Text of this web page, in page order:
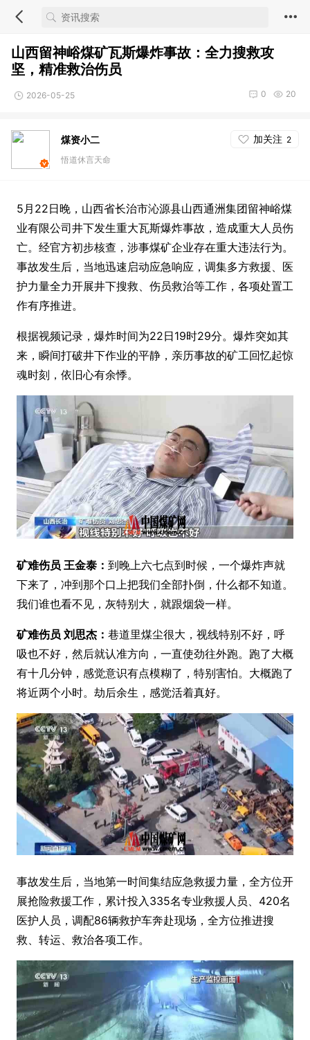
山西留神峪煤矿瓦斯爆炸事故：全力搜救攻
坚，精准救治伤员
2026-05-25 20
0
煤资小二 加关注 2
悟道休言天命
5月22日晚，山西省长治市沁源县山西通洲集团留神峪煤
业有限公司井下发生重大瓦斯爆炸事故，造成重大人员伤
亡。经官方初步核查，涉事煤矿企业存在重大违法行为。
事故发生后，当地迅速启动应急响应，调集多方救援、医
护力量全力开展井下搜救、伤员救治等工作，各项处置工
作有序推进。
根据视频记录，爆炸时间为22日19时29分。爆炸突如其
来，瞬间打破井下作业的平静，亲历事故的矿工回忆起惊
魂时刻，依旧心有余悸。
矿难伤员 王金泰： 到晚上六七点到时候，一个爆炸声就
下来了，冲到那个口上把我们全部扑倒，什么都不知道。
我们谁也看不见，灰特别大，就跟烟袋一样。
矿难伤员 刘思杰： 巷道里煤尘很大，视线特别不好，呼
吸也不好，然后就认准方向，一直使劲往外跑。跑了大概
有十几分钟，感觉意识有点模糊了，特别害怕。大概跑了
将近两个小时。劫后余生，感觉活着真好。
事故发生后，当地第一时间集结应急救援力量，全方位开
展抢险救援工作，累计投入335名专业救援人员、420名
医护人员，调配86辆救护车奔赴现场，全方位推进搜
救、转运、救治各项工作。